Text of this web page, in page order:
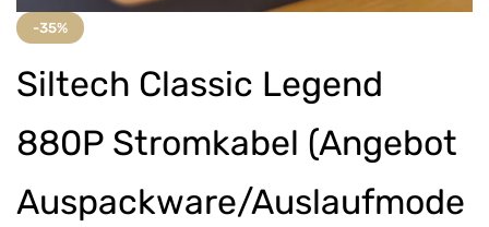
-35%
Siltech Classic Legend
880P Stromkabel (Angebot
Auspackware/Auslaufmode